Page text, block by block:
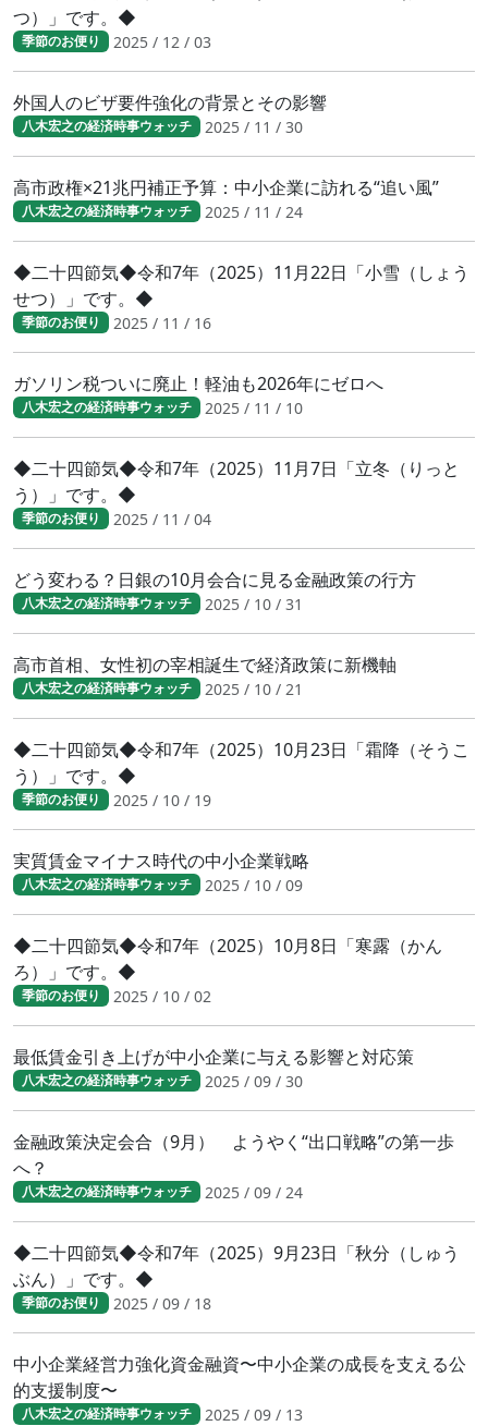
つ）」です。◆
季節のお便り 2025 / 12 / 03
外国人のビザ要件強化の背景とその影響
八木宏之の経済時事ウォッチ 2025 / 11 / 30
高市政権×21兆円補正予算：中小企業に訪れる“追い風”
八木宏之の経済時事ウォッチ 2025 / 11 / 24
◆二十四節気◆令和7年（2025）11月22日「小雪（しょう
せつ）」です。◆
季節のお便り 2025 / 11 / 16
ガソリン税ついに廃止！軽油も2026年にゼロへ
八木宏之の経済時事ウォッチ 2025 / 11 / 10
◆二十四節気◆令和7年（2025）11月7日「立冬（りっと
う）」です。◆
季節のお便り 2025 / 11 / 04
どう変わる？日銀の10月会合に見る金融政策の行方
八木宏之の経済時事ウォッチ 2025 / 10 / 31
高市首相、女性初の宰相誕生で経済政策に新機軸
八木宏之の経済時事ウォッチ 2025 / 10 / 21
◆二十四節気◆令和7年（2025）10月23日「霜降（そうこ
う）」です。◆
季節のお便り 2025 / 10 / 19
実質賃金マイナス時代の中小企業戦略
八木宏之の経済時事ウォッチ 2025 / 10 / 09
◆二十四節気◆令和7年（2025）10月8日「寒露（かん
ろ）」です。◆
季節のお便り 2025 / 10 / 02
最低賃金引き上げが中小企業に与える影響と対応策
八木宏之の経済時事ウォッチ 2025 / 09 / 30
金融政策決定会合（9月） ようやく“出口戦略”の第一歩
へ？
八木宏之の経済時事ウォッチ 2025 / 09 / 24
◆二十四節気◆令和7年（2025）9月23日「秋分（しゅう
ぶん）」です。◆
季節のお便り 2025 / 09 / 18
中小企業経営力強化資金融資〜中小企業の成長を支える公
的支援制度〜
八木宏之の経済時事ウォッチ 2025 / 09 / 13